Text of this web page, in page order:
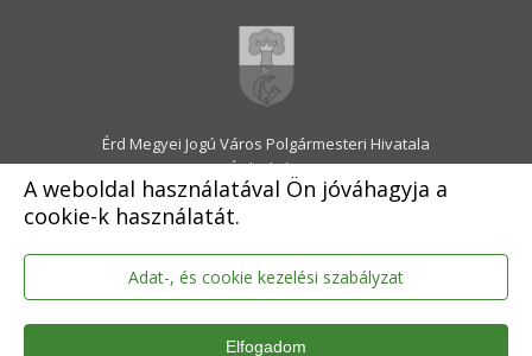
A weboldal használatával Ön jóváhagyja a
cookie-k használatát.
Adat-, és cookie kezelési szabályzat
Elfogadom
Érd Megyei Jogú Város Polgármesteri Hivatala
2030 Érd, Alsó utca 1.
Levélcím: 2031 Érd, Pf.: 31
E-mail:onkormanyzat@erd.hu
Telefonközpont:06-23-522-300
Ügyfélszolgálat:06-23-522-301
Hivatali Kapu: ERDPH
KRID szám: 707189964